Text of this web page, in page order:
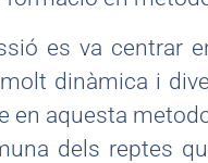
es va centrar
molt dinàmica i
en aquesta
dels reptes